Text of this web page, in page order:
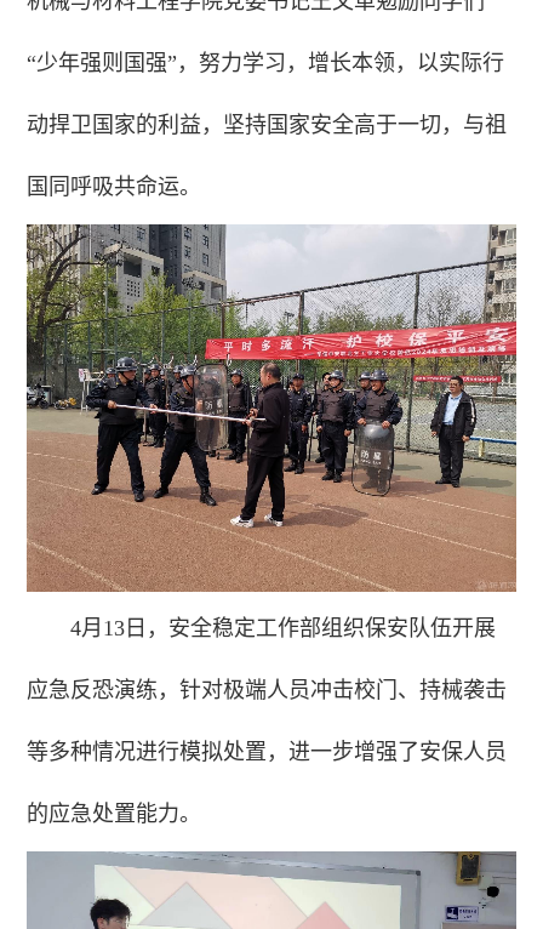
“少年强则国强”，努力学习，增长本领，以实际行
动捍卫国家的利益，坚持国家安全高于一切，与祖
国同呼吸共命运。
4月13日，安全稳定工作部组织保安队伍开展
应急反恐演练，针对极端人员冲击校门、持械袭击
等多种情况进行模拟处置，进一步增强了安保人员
的应急处置能力。